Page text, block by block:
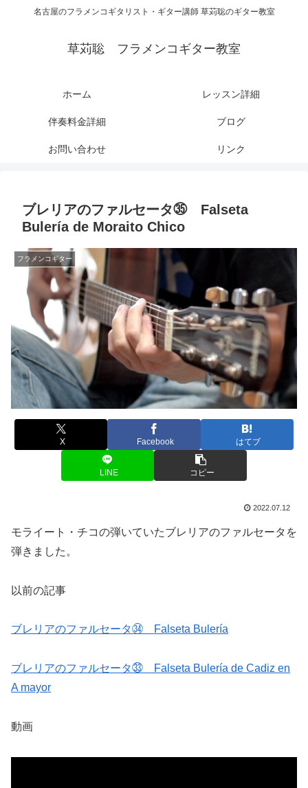
名古屋のフラメンコギタリスト・ギター講師 草苅聡のギター教室
草苅聡 フラメンコギター教室
ホーム レッスン詳細
伴奏料金詳細 ブログ
お問い合わせ リンク
ブレリアのファルセータ㉟ Falseta
Bulería de Moraito Chico
フラメンコギター
X Facebook はてブ
LINE コピー
2022.07.12
モライート・チコの弾いていたブレリアのファルセータを
弾きました。
以前の記事
ブレリアのファルセータ㉞ Falseta Bulería
ブレリアのファルセータ㉝ Falseta Bulería de Cadiz en
A mayor
動画